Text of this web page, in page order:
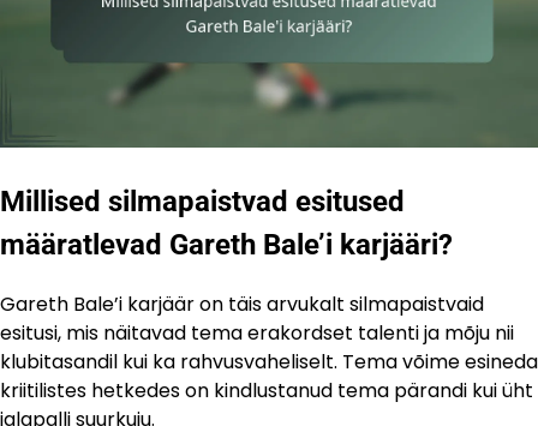
Millised silmapaistvad esitused
määratlevad Gareth Bale’i karjääri?
Gareth Bale’i karjäär on täis arvukalt silmapaistvaid
esitusi, mis näitavad tema erakordset talenti ja mõju nii
klubitasandil kui ka rahvusvaheliselt. Tema võime esineda
kriitilistes hetkedes on kindlustanud tema pärandi kui üht
jalgpalli suurkuju.